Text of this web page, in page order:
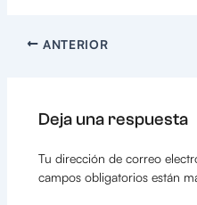
ANTERIOR
Deja una respuesta
Tu dirección de correo
campos obligatorios están